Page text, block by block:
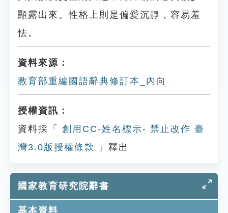
顯露出來。性格上則是偏愛沉靜，容易羞
怯。
資料來源：
教育部重編國語辭典修訂本_內向
授權資訊：
資料採「
創用CC-姓名標示- 禁止改作 臺
灣3.0版授權條款
」釋出
國家教育研究院辭書
基本資料